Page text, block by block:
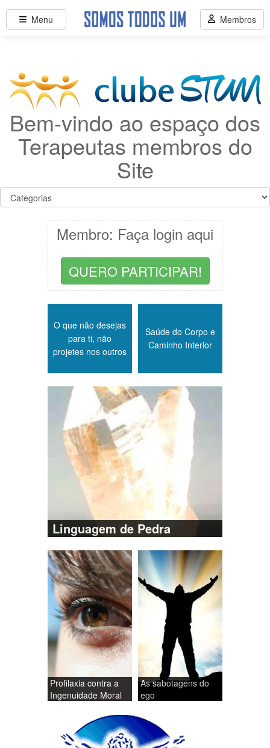
Bem-vindo ao espaço dos
Terapeutas membros do
Site
Membro: Faça login aqui
QUERO PARTICIPAR!
O que não desejas
para ti, não
projetes nos outros
Saúde do Corpo e
Caminho Interior
Linguagem de Pedra
Profilaxia contra a
Ingenuidade Moral
As sabotagens do
ego
Menu Membros